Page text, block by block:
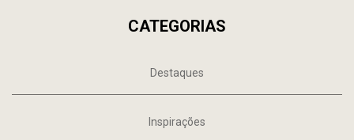
CATEGORIAS
Destaques
Inspirações